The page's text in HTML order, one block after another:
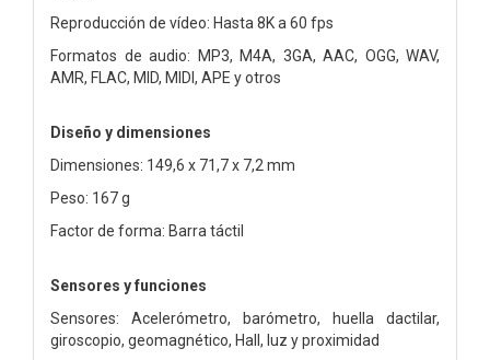
Reproducción de vídeo: Hasta 8K a 60 fps
Formatos de audio: MP3, M4A, 3GA, AAC, OGG, WAV,
AMR, FLAC, MID, MIDI, APE y otros
Diseño y dimensiones
Dimensiones: 149,6 x 71,7 x 7,2 mm
Peso: 167 g
Factor de forma: Barra táctil
Sensores y funciones
Sensores: Acelerómetro, barómetro, huella dactilar,
giroscopio, geomagnético, Hall, luz y proximidad